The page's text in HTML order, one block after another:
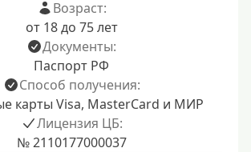
Возраст:
от 18 до 75 лет
Документы:
Паспорт РФ
Способ получения:
карты Visa, MasterCard и МИР
Лицензия ЦБ:
№ 2110177000037